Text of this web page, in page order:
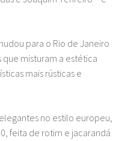
para o Rio de Janeiro
misturam a estética
mais rústicas e
no estilo europeu,
feita de rotim e jacarandá